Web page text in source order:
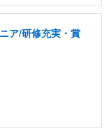
ア/研修充実・賞